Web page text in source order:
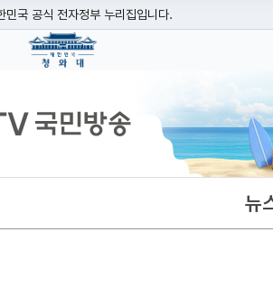
민국 공식 전자정부 누리집입니다.
확인하기
.kr등 다른 도메인 주소를 사용하고 있다면 아래 URL
리집보기
뉴